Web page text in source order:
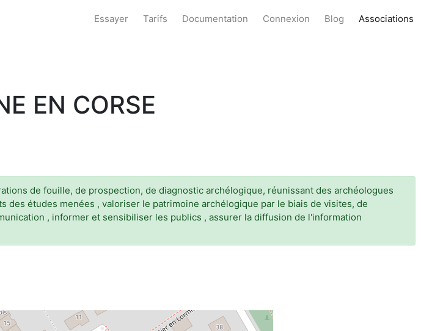
Essayer Tarifs Documentation Connexion Blog Associations
EN CORSE
de fouille, de prospection, de diagnostic archélogique, réunissant des archéologues
études menées , valoriser le patrimoine archélogique par le biais de visites, de
, informer et sensibiliser les publics , assurer la diffusion de l'information